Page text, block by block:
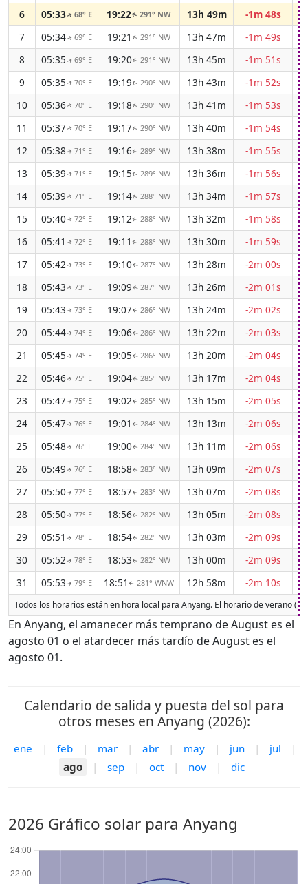
6
05:33↑68° E 19:22↑291° NW 13h 49m
-1m 48s
7
05:34↑69° E 19:21 ↑ 291° NW 13h 47m
-1m 49s
8
05:35↑69° E 19:20↑ 291° NW 13h 45m
-1m 51s
9
05:35↑70° E 19:19↑ 290° NW 13h 43m
-1m 52s
10
05:36↑70° E 19:18↑ 290° NW 13h 41m
-1m 53s
11
05:37↑70° E 19:17↑ 290° NW 13h 40m
-1m 54s
12
05:38↑71° E 19:16↑ 289° NW 13h 38m
-1m 55s
13
05:39↑71° E 19:15↑ 289° NW 13h 36m
-1m 56s
14
05:39↑71° E 19:14↑ 288° NW 13h 34m
-1m 57s
15
05:40↑72° E 19:12↑ 288° NW 13h 32m
-1m 58s
16
05:41 ↑72° E 19:11 ↑ 288° NW 13h 30m
-1m 59s
17
05:42↑73° E 19:10↑ 287° NW 13h 28m
-2m 00s
18
05:43↑73° E 19:09↑ 287° NW 13h 26m
-2m 01s
19
05:43↑73° E 19:07↑ 286° NW 13h 24m
-2m 02s
20
05:44↑ 74° E 19:06↑ 286° NW 13h 22m
-2m 03s
21
05:45↑ 74° E 19:05↑ 286° NW 13h 20m
-2m 04s
22
05:46↑ 75° E 19:04↑ 285° NW 13h 17m
-2m 04s
23
05:47↑ 75° E 19:02↑ 285° NW 13h 15m
-2m 05s
24
05:47↑ 76° E 19:01 ↑ 284° NW 13h 13m
-2m 06s
25
05:48↑ 76° E 19:00↑ 284° NW 13h 11m
-2m 06s
26
05:49↑ 76° E 18:58↑ 283° NW 13h 09m
-2m 07s
27
05:50↑ 77° E 18:57↑ 283° NW 13h 07m
-2m 08s
28
05:50↑ 77° E 18:56↑ 282° NW 13h 05m
-2m 08s
29
05:51 ↑ 78° E 18:54↑ 282° NW 13h 03m
-2m 09s
30
05:52↑ 78° E 18:53↑ 282° NW 13h 00m
-2m 09s
31
05:53↑ 79° E 18:51 ↑ 281° WNW 12h 58m -2m 10s
Todos los horarios están en hora local para Anyang. El horario de verano
En Anyang, el amanecer más temprano de August es el
agosto 01 o el atardecer más tardío de August es el
agosto 01.
Calendario de salida y puesta del sol para
otros meses en Anyang (2026):
ene | feb | mar | abr | may | jun | jul
|
ago
| sep | oct | nov | dic
2026 Gráfico solar para Anyang